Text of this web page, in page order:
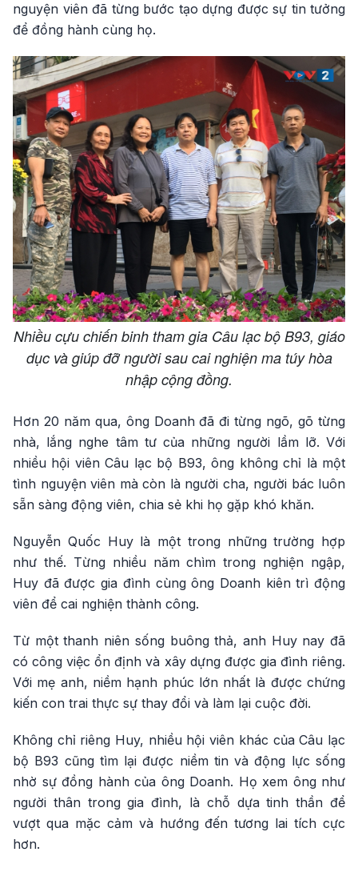
nguyện viên đã từng bước tạo dựng được sự tin tưởng
để đồng hành cùng họ.
Nhiều cựu chiến binh tham gia Câu lạc bộ B93, giáo
dục và giúp đỡ người sau cai nghiện ma túy hòa
nhập cộng đồng.
Hơn 20 năm qua, ông Doanh đã đi từng ngõ, gõ từng
nhà, lắng nghe tâm tư của những người lầm lỡ. Với
nhiều hội viên Câu lạc bộ B93, ông không chỉ là một
tình nguyện viên mà còn là người cha, người bác luôn
sẵn sàng động viên, chia sẻ khi họ gặp khó khăn.
Nguyễn Quốc Huy là một trong những trường hợp
như thế. Từng nhiều năm chìm trong nghiện ngập,
Huy đã được gia đình cùng ông Doanh kiên trì động
viên để cai nghiện thành công.
Từ một thanh niên sống buông thả, anh Huy nay đã
có công việc ổn định và xây dựng được gia đình riêng.
Với mẹ anh, niềm hạnh phúc lớn nhất là được chứng
kiến con trai thực sự thay đổi và làm lại cuộc đời.
Không chỉ riêng Huy, nhiều hội viên khác của Câu lạc
bộ B93 cũng tìm lại được niềm tin và động lực sống
nhờ sự đồng hành của ông Doanh. Họ xem ông như
người thân trong gia đình, là chỗ dựa tinh thần để
vượt qua mặc cảm và hướng đến tương lai tích cực
hơn.